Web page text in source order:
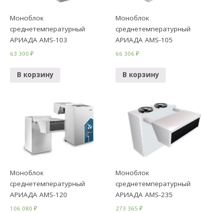
Моноблок
среднетемпературный
АРИАДА AMS-103
63 300₽
В корзину
Моноблок
среднетемпературный
АРИАДА AMS-105
66 306₽
В корзину
Моноблок
среднетемпературный
АРИАДА AMS-120
106 080₽
Моноблок
среднетемпературный
АРИАДА AMS-235
273 365₽